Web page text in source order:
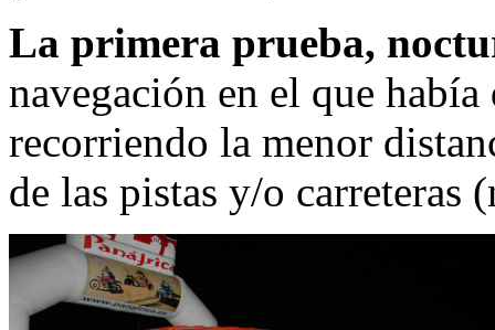
La primera prueba,
navegación en el que
recorriendo la menor
de las pistas y/o carreteras